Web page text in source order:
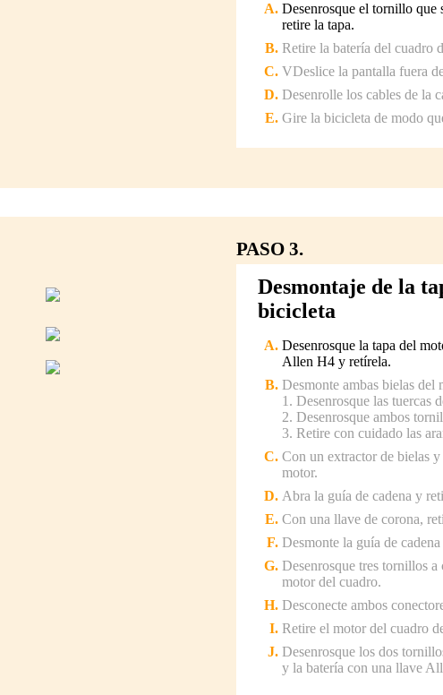
Desenrosque el tornillo que
retire la tapa.
Retire la batería del cuadro
VDeslice la pantalla fuera
Desenrolle los cables de la
Gire la bicicleta de modo
PASO 3.
Desmontaje de la
bicicleta
Desenrosque la tapa del
Allen H4 y retírela.
Desmonte ambas bielas del
1. Desenrosque las tuercas
2. Desenrosque ambos
3. Retire con cuidado las
Con un extractor de bielas
motor.
Abra la guía de cadena y
Con una llave de corona,
Desmonte la guía de
Desenrosque tres tornillos
motor del cuadro.
Desconecte ambos
Retire el motor del cuadro
Desenrosque los dos
y la batería con una llave